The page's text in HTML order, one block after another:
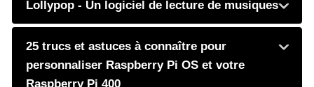
Lollypop - Un logiciel de lecture de musiques
25 trucs et astuces à connaître pour
personnaliser Raspberry Pi OS et votre
Raspberry Pi 400